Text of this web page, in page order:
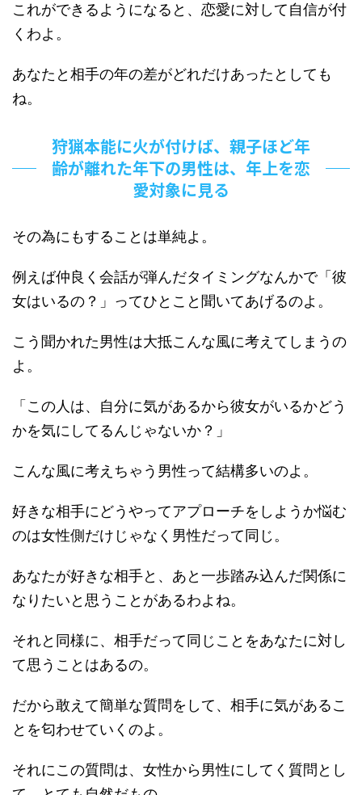
これができるようになると、恋愛に対して自信が付
くわよ。
あなたと相手の年の差がどれだけあったとしても
ね。
狩猟本能に火が付けば、親子ほど年
齢が離れた年下の男性は、年上を恋
愛対象に見る
その為にもすることは単純よ。
例えば仲良く会話が弾んだタイミングなんかで「彼
女はいるの？」ってひとこと聞いてあげるのよ。
こう聞かれた男性は大抵こんな風に考えてしまうの
よ。
「この人は、自分に気があるから彼女がいるかどう
かを気にしてるんじゃないか？」
こんな風に考えちゃう男性って結構多いのよ。
好きな相手にどうやってアプローチをしようか悩む
のは女性側だけじゃなく男性だって同じ。
あなたが好きな相手と、あと一歩踏み込んだ関係に
なりたいと思うことがあるわよね。
それと同様に、相手だって同じことをあなたに対し
て思うことはあるの。
だから敢えて簡単な質問をして、相手に気があるこ
とを匂わせていくのよ。
それにこの質問は、女性から男性にしてく質問とし